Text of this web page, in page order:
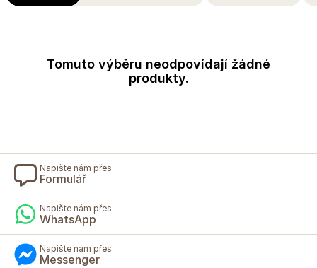
Tomuto výběru neodpovídají žádné
produkty.
Napište nám přes
Formulář
Napište nám přes
WhatsApp
Napište nám přes
Messenger